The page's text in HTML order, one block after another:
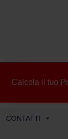
Calcola il tuo
CONTATTI